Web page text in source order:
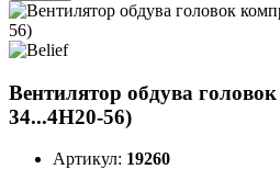
Вентилятор обдува
34...4H20-56)
Артикул: 19260